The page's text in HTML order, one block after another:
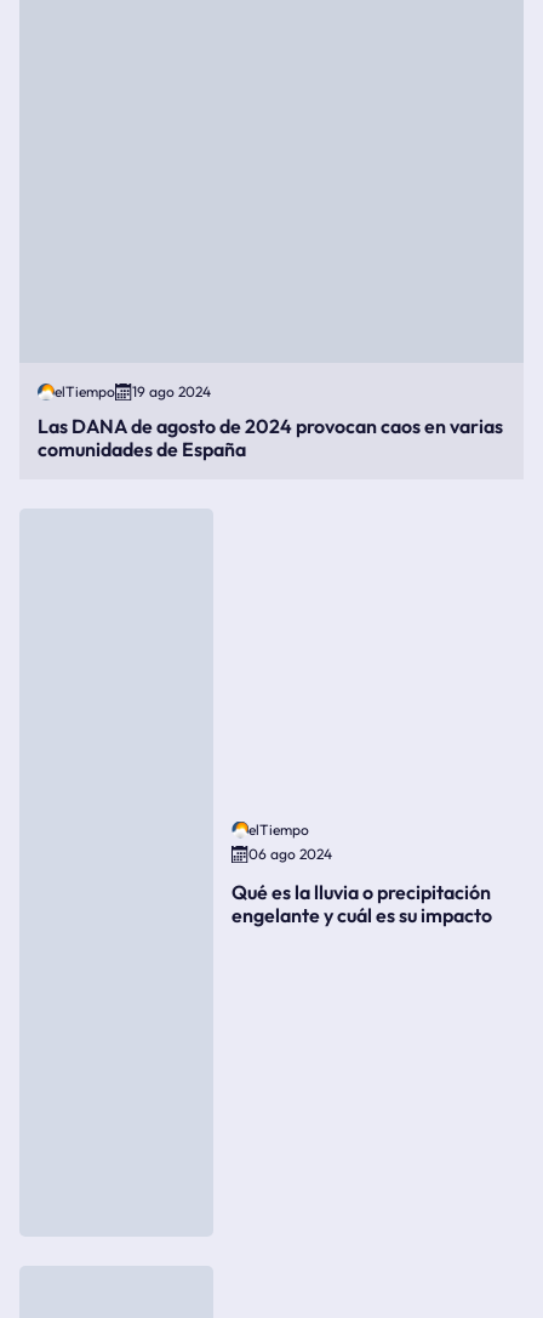
elTiempo 19 ago 2024
Las DANA de agosto de 2024 provocan caos en varias
comunidades de España
elTiempo
06 ago 2024
Qué es la lluvia o precipitación
engelante y cuál es su impacto